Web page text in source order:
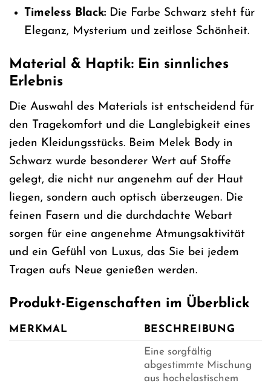
Timeless Black:Die Farbe Schwarz steht für
Eleganz, Mysterium und zeitlose Schönheit.
Material & Haptik: Ein sinnliches
Erlebnis
Die Auswahl des Materials ist entscheidend für
den Tragekomfort und die Langlebigkeit eines
jeden Kleidungsstücks. Beim Melek Body in
Schwarz wurde besonderer Wert auf Stoffe
gelegt, die nicht nur angenehm auf der Haut
liegen, sondern auch optisch überzeugen. Die
feinen Fasern und die durchdachte Webart
sorgen für eine angenehme Atmungsaktivität
und ein Gefühl von Luxus, das Sie bei jedem
Tragen aufs Neue genießen werden.
Produkt-Eigenschaften im Überblick
MERKMAL BESCHREIBUNG
Eine sorgfältig
abgestimmte Mischung
aus hochelastischem